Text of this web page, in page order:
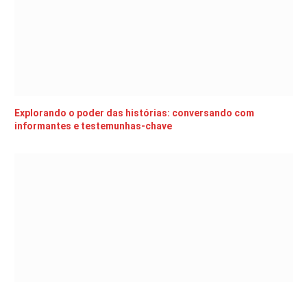
Explorando o poder das histórias: conversando com
informantes e testemunhas-chave